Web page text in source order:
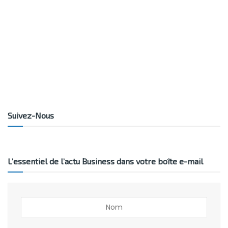
Suivez-Nous
L’essentiel de l’actu Business dans votre boîte e-mail